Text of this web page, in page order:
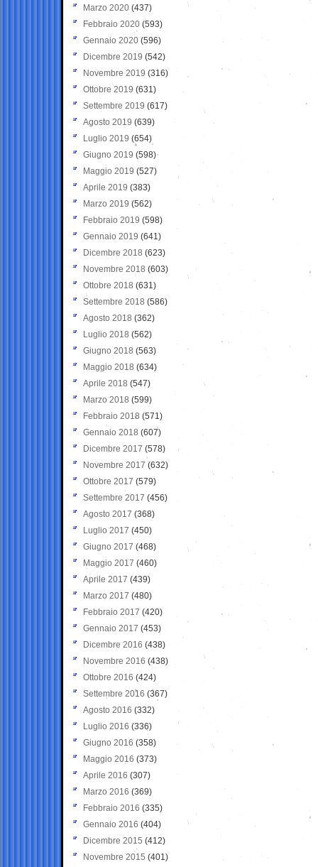
Marzo 2020 (437)
Febbraio 2020 (593)
Gennaio 2020 (596)
Dicembre 2019 (542)
Novembre 2019 (316)
Ottobre 2019 (631)
Settembre 2019 (617)
Agosto 2019 (639)
Luglio 2019 (654)
Giugno 2019 (598)
Maggio 2019 (527)
Aprile 2019 (383)
Marzo 2019 (562)
Febbraio 2019 (598)
Gennaio 2019 (641)
Dicembre 2018 (623)
Novembre 2018 (603)
Ottobre 2018 (631)
Settembre 2018 (586)
Agosto 2018 (362)
Luglio 2018 (562)
Giugno 2018 (563)
Maggio 2018 (634)
Aprile 2018 (547)
Marzo 2018 (599)
Febbraio 2018 (571)
Gennaio 2018 (607)
Dicembre 2017 (578)
Novembre 2017 (632)
Ottobre 2017 (579)
Settembre 2017 (456)
Agosto 2017 (368)
Luglio 2017 (450)
Giugno 2017 (468)
Maggio 2017 (460)
Aprile 2017 (439)
Marzo 2017 (480)
Febbraio 2017 (420)
Gennaio 2017 (453)
Dicembre 2016 (438)
Novembre 2016 (438)
Ottobre 2016 (424)
Settembre 2016 (367)
Agosto 2016 (332)
Luglio 2016 (336)
Giugno 2016 (358)
Maggio 2016 (373)
Aprile 2016 (307)
Marzo 2016 (369)
Febbraio 2016 (335)
Gennaio 2016 (404)
Dicembre 2015 (412)
Novembre 2015 (401)